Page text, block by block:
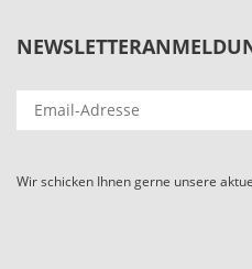
Wir schicken Ihnen gerne unsere